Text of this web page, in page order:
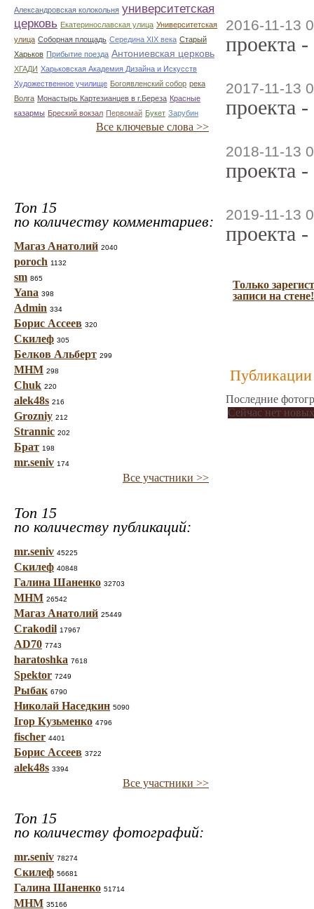
Александровская колокольня университетская
церковь Екатеринославская улица Университетская
улица Соборная площадь Середина XIX века Старый
Харьков Прибытие поезда Антониевская церковь
ХГАДИ Харьковская Академия Дизайна и Искусств
Художественное училище Богоявленский собор река
Волга Монастырь Картезианцев в г.Береза Красные
казармы Бреский вокзал Первомай Букет Зарубин
Все ключевые слова >>
Топ 15
по количеству комментариев:
Магаз Анатолий 2040
poroch 1132
sm 865
Yana 398
Admin 334
Борис Ассеев 320
Скилеф 305
Белков Альберт 299
МНМ 298
Chuk 220
alek48s 216
Grozniy 212
Strannic 202
Брат 198
mr.seniv 174
Все участники >>
Топ 15
по количеству публикаций:
mr.seniv 45225
Скилеф 40848
Галина Шаненко 32703
МНМ 26542
Магаз Анатолий 25449
Crakodil 17967
AD70 7743
haratoshka 7618
Spektor 7249
Рыбак 6790
Николай Наседкин 5090
Ігор Кузьменко 4796
fischer 4401
Борис Ассеев 3722
alek48s 3394
Все участники >>
Топ 15
по количеству фотографий:
mr.seniv 78274
Скилеф 56681
Галина Шаненко 51714
МНМ 35166
2016-11-13
проекта
2017-11-13
проекта
2018-11-13
проекта
2019-11-13
проекта
Только
записи на стене!
Публикации
Последние
Сейчас нет